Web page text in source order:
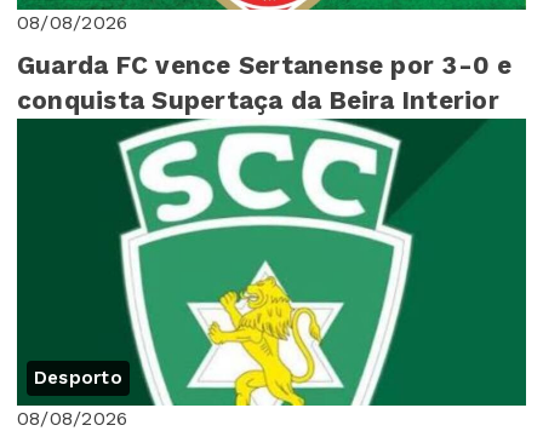
08/08/2026
Guarda FC vence Sertanense por 3-0 e
conquista Supertaça da Beira Interior
Desporto
08/08/2026